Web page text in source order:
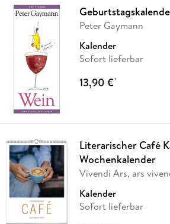
Peter Gaymann
Kalender
Sofort lieferbar
13,90 €*
Literarischer Café
Wochenkalender
Vivendi Ars, ars
Kalender
Sofort lieferbar